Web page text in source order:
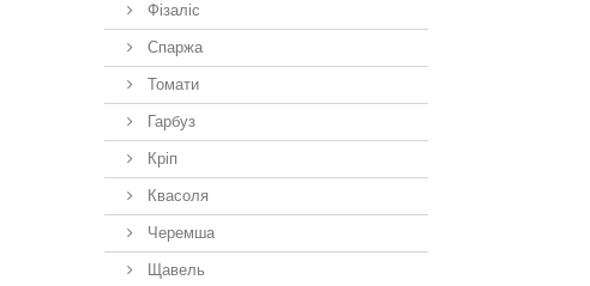
Фізаліс
Спаржа
Томати
Гарбуз
Кріп
Квасоля
Черемша
Щавель